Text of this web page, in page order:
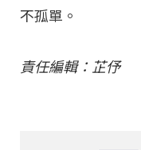
不孤單。
責任編輯：芷伃